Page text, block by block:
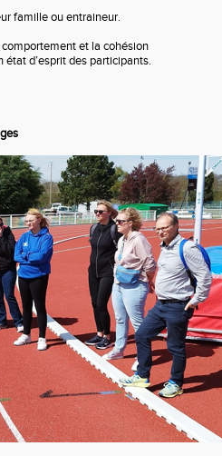
famille ou entraineur.
et la cohésion
d’esprit des participants.